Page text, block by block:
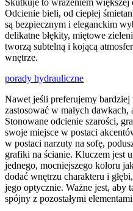
Skutkuje to wrażeniem większej
Odcienie bieli, od ciepłej
są bezpiecznym i eleganckim
delikatne błękity, miętowe
tworzą subtelną i kojącą
wnętrze.
porady hydrauliczne
Nawet jeśli preferujemy
zastosować w małych dawkach,
Stonowane odcienie szarości,
swoje miejsce w postaci
w postaci narzuty na sofę,
grafiki na ścianie. Kluczem jest
jednego, mocniejszego koloru
dodać wnętrzu charakteru i
jego optycznie. Ważne jest, aby
spójny z pozostałymi